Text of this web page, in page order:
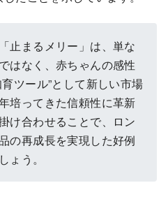
止まるメリー」は、単な
はなく、赤ちゃんの感性
育ツール”として新しい市場
培ってきた信頼性に革新
け合わせることで、ロン
の再成長を実現した好例
ょう。